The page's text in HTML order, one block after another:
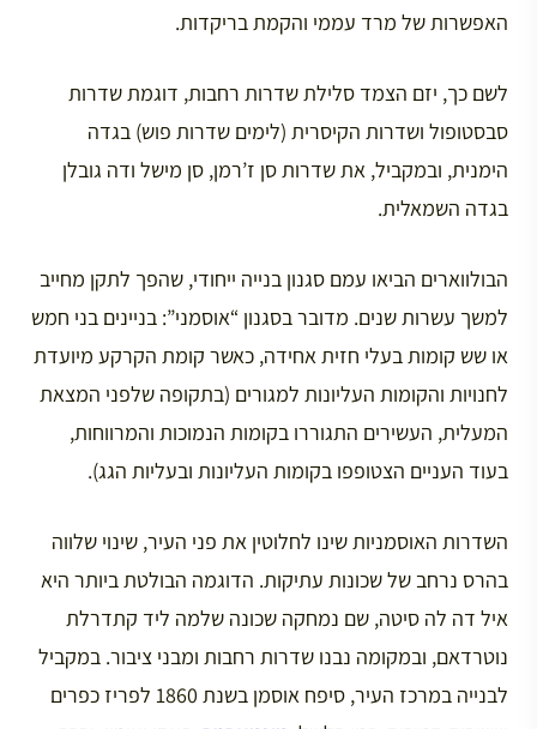
האפשרות של מרד עממי והקמת בריקדות.
לשם כך, יזם הצמד סלילת שדרות רחבות, דוגמת שדרות
סבסטופול ושדרות הקיסרית (לימים שדרות פוש) בגדה
הימנית, ובמקביל, את שדרות סן ז’רמן, סן מישל ודה גובלן
בגדה השמאלית.
הבולווארים הביאו עמם סגנון בנייה ייחודי, שהפך לתקן מחייב
למשך עשרות שנים. מדובר בסגנון “אוסמני”: בניינים בני חמש
או שש קומות בעלי חזית אחידה, כאשר קומת הקרקע מיועדת
לחנויות והקומות העליונות למגורים (בתקופה שלפני המצאת
המעלית, העשירים התגוררו בקומות הנמוכות והמרווחות,
בעוד העניים הצטופפו בקומות העליונות ובעליות הגג).
השדרות האוסמניות שינו לחלוטין את פני העיר, שינוי שלווה
בהרס נרחב של שכונות עתיקות. הדוגמה הבולטת ביותר היא
איל דה לה סיטה, שם נמחקה שכונה שלמה ליד קתדרלת
נוטרדאם, ובמקומה נבנו שדרות רחבות ומבני ציבור. במקביל
לבנייה במרכז העיר, סיפח אוסמן בשנת 1860 לפריז כפרים